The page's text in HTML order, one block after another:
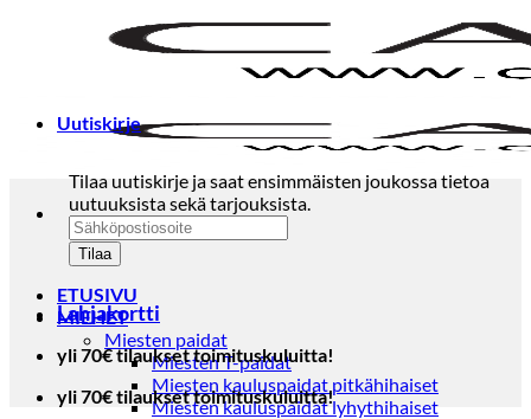
ETUSIVU
MIEHET
Miesten paidat
Miesten T-paidat
Miesten kauluspaidat pitkähihaiset
Miesten kauluspaidat lyhythihaiset
Uutiskirje
Tilaa uutiskirje ja saat ensimmäisten joukossa tietoa
uutuuksista sekä tarjouksista.
Lahjakortti
yli 70€ tilaukset toimituskuluitta!
yli 70€ tilaukset toimituskuluitta!